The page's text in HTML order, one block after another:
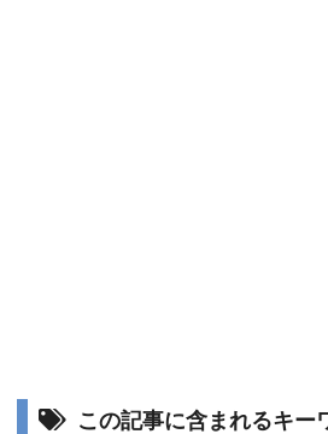
この記事に含まれるキー